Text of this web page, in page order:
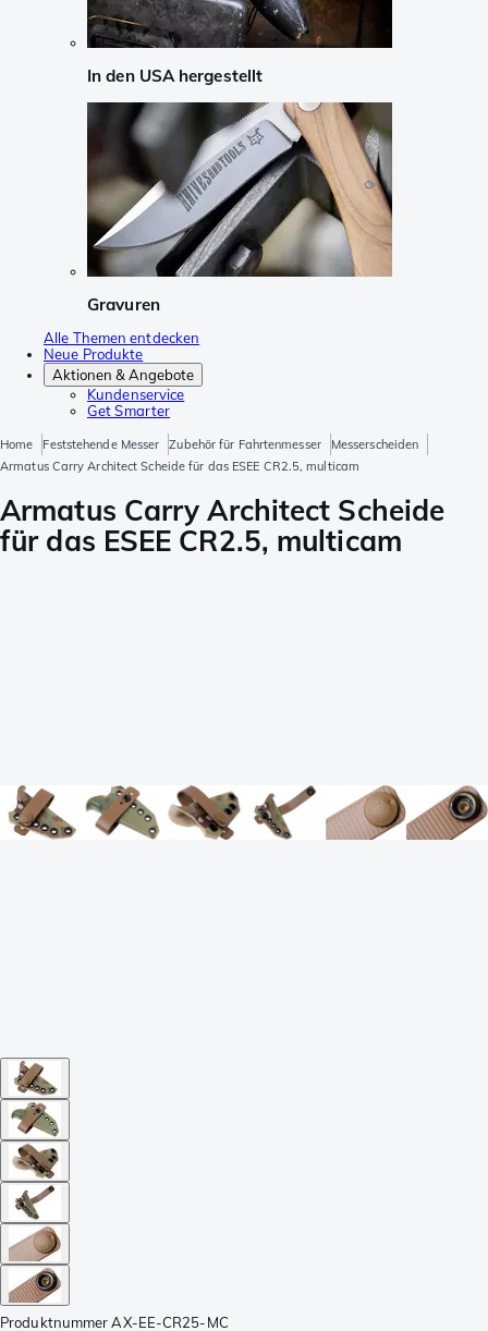
In den USA hergestellt
Gravuren
Alle Themen entdecken
Neue Produkte
Aktionen & Angebote
Kundenservice
Get Smarter
Home Feststehende Messer Zubehör für Fahrtenmesser
Messerscheiden
Armatus Carry Architect Scheide für das ESEE CR2.5, multicam
Armatus Carry Architect Scheide
für das ESEE CR2.5, multicam
Produktnummer AX-EE-CR25-MC